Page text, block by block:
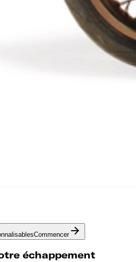
Commencer
échappement